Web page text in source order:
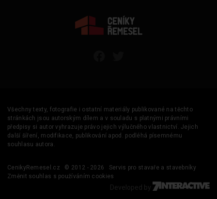
Všechny texty, fotografie i ostatní materiály publikované na těchto
stránkách jsou autorským dílem a v souladu s platnými právními
předpisy si autor vyhrazuje právo jejich výlučného vlastnictví. Jejich
další šíření, modifikace, publikování apod. podléhá písemnému
souhlasu autora.
CenikyRemesel.cz © 2012 - 2026
Servis pro stavaře a stavebníky
Změnit souhlas s používáním cookies
Developed by